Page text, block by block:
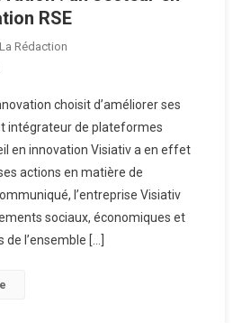
RSE
La Rédaction
Conseil
Secteur
En
choisit d’améliorer ses
intégrateur de plateformes
en innovation Visiativ a en effet
actions en matière de
l’entreprise Visiativ
sociaux, économiques et
l’ensemble […]